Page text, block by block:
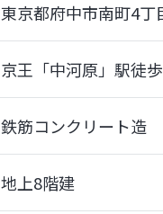
東京都府中市南町4丁
京王「中河原」駅徒
鉄筋コンクリート造
地上8階建